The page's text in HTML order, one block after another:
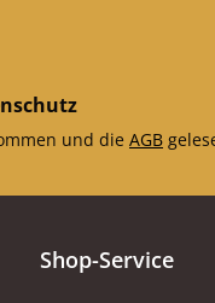
und die AGB
Shop-Service